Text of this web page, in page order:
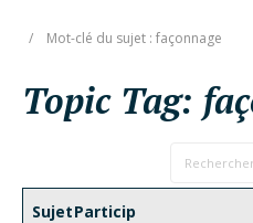
/ Mot-clé du sujet : façonnage
Topic Tag:
SujetParticip